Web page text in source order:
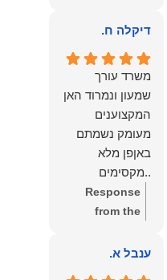
דיקלה ח.
משרד עורך
שמעון ונמרוד האן
המקצוענים
מעומק נשמתם
באןפן מלא
..מקסימים
ונעימים אוזן
קשבת, ונונתנים
מלא ואמיתי..שפו
Response
from the
רבה על המילים
ענבל א.